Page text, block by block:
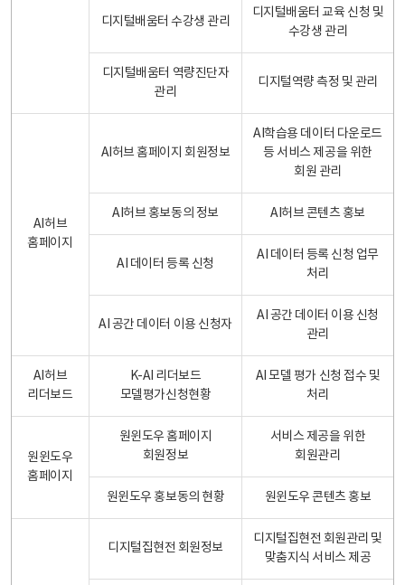
디지털배움터 수강생 관리
디지털배움터 교육 신청 및
수강생 관리
디지털배움터 역량진단자
관리
디지털역량 측정 및 관리
AI허브
홈페이지
AI허브 홈페이지 회원정보
AI학습용 데이터 다운로드
등 서비스 제공을 위한
회원 관리
AI허브 홍보동의 정보 AI허브 콘텐츠 홍보
AI 데이터 등록 신청
AI 데이터 등록 신청 업무
처리
AI 공간 데이터 이용 신청자
AI 공간 데이터 이용 신청
관리
AI허브
리더보드
K-AI 리더보드
모델평가신청현황
AI 모델 평가 신청 접수 및
처리
원윈도우
홈페이지
원윈도우 홈페이지
회원정보
서비스 제공을 위한
회원관리
원윈도우 홍보동의 현황 원윈도우 콘텐츠 홍보
디지털집현전 회원정보
디지털집현전 회원관리 및
맞춤지식 서비스 제공